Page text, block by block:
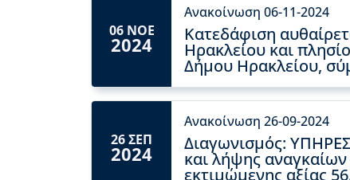
06 ΝΟΕ
2024
Ανακοίνωση 06-11-2024
Κατεδάφιση
Ηρακλείου και
Δήμου Ηρακλείου,
26 ΣΕΠ
2024
Ανακοίνωση 26-09-2024
Διαγωνισμός:
και λήψης
εκτιμώμενης αξίας